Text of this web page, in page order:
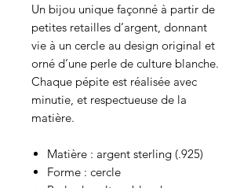
Un bijou unique façonné à partir de
petites retailles d’argent, donnant
vie à un cercle au design original et
orné d’une perle de culture blanche.
Chaque pépite est réalisée avec
minutie, et respectueuse de la
matière.
Matière : argent sterling (.925)
Forme : cercle